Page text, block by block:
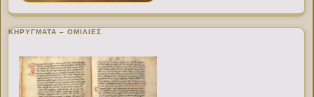
ΚΗΡΥΓΜΑΤΑ – ΟΜΙΛΙΕΣ